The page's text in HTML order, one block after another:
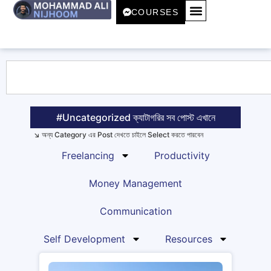
COURSES
#Uncategorized ক্যাটাগরির সব পোস্ট এখানে
↘️ অন্য Category এর Post দেখতে চাইলে Select করতে পারবেন
Freelancing Productivity
Money Management
Communication
Self Development Resources